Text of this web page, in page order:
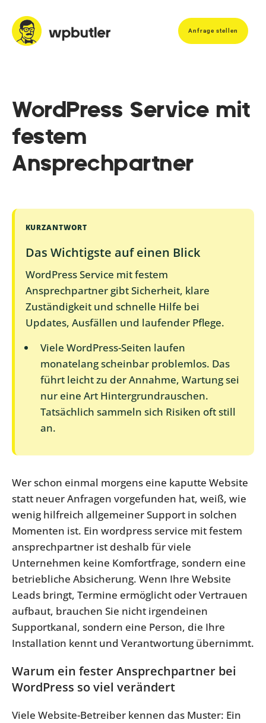
Anfrage stellen
WordPress Service mit
festem
Ansprechpartner
KURZANTWORT
Das Wichtigste auf einen Blick
WordPress Service mit festem
Ansprechpartner gibt Sicherheit, klare
Zuständigkeit und schnelle Hilfe bei
Updates, Ausfällen und laufender Pflege.
Viele WordPress-Seiten laufen
monatelang scheinbar problemlos. Das
führt leicht zu der Annahme, Wartung sei
nur eine Art Hintergrundrauschen.
Tatsächlich sammeln sich Risiken oft still
an.
Wer schon einmal morgens eine kaputte Website
statt neuer Anfragen vorgefunden hat, weiß, wie
wenig hilfreich allgemeiner Support in solchen
Momenten ist. Ein wordpress service mit festem
ansprechpartner ist deshalb für viele
Unternehmen keine Komfortfrage, sondern eine
betriebliche Absicherung. Wenn Ihre Website
Leads bringt, Termine ermöglicht oder Vertrauen
aufbaut, brauchen Sie nicht irgendeinen
Supportkanal, sondern eine Person, die Ihre
Installation kennt und Verantwortung übernimmt.
Warum ein fester Ansprechpartner bei
WordPress so viel verändert
Viele Website-Betreiber kennen das Muster: Ein